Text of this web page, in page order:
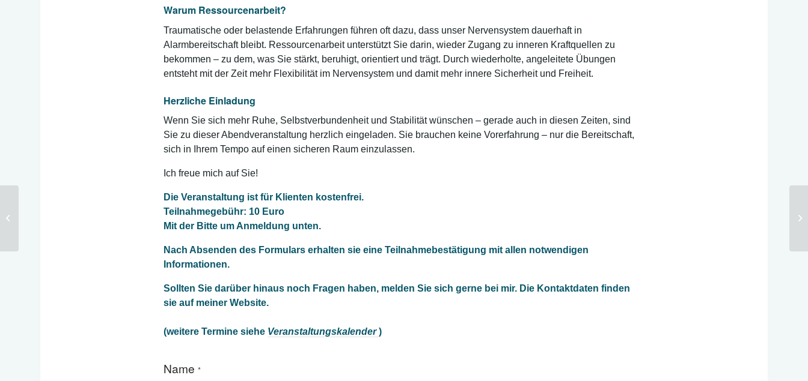
Warum Ressourcenarbeit?
Traumatische oder belastende Erfahrungen führen oft dazu, dass unser Nervensystem dauerhaft in
Alarmbereitschaft bleibt. Ressourcenarbeit unterstützt Sie darin, wieder Zugang zu inneren Kraftquellen zu
bekommen – zu dem, was Sie stärkt, beruhigt, orientiert und trägt. Durch wiederholte, angeleitete Übungen
entsteht mit der Zeit mehr Flexibilität im Nervensystem und damit mehr innere Sicherheit und Freiheit.
Herzliche Einladung
Wenn Sie sich mehr Ruhe, Selbstverbundenheit und Stabilität wünschen – gerade auch in diesen Zeiten, sind
Sie zu dieser Abendveranstaltung herzlich eingeladen. Sie brauchen keine Vorerfahrung – nur die Bereitschaft,
sich in Ihrem Tempo auf einen sicheren Raum einzulassen.
Ich freue mich auf Sie!
Die Veranstaltung ist für Klienten kostenfrei.
Teilnahmegebühr: 10 Euro
Mit der Bitte um Anmeldung unten.
Nach Absenden des Formulars erhalten sie eine Teilnahmebestätigung mit allen notwendigen
Informationen.
Sollten Sie darüber hinaus noch Fragen haben, melden Sie sich gerne bei mir. Die Kontaktdaten finden
sie auf meiner Website.
(weitere Termine siehe Veranstaltungskalender )
Name *